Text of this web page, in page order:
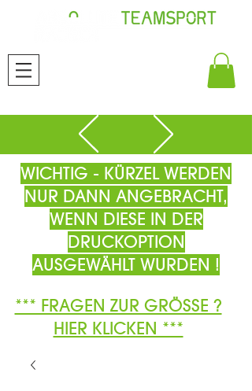
WICHTIG - KÜRZEL WERDEN
NUR DANN ANGEBRACHT,
WENN DIESE IN DER
DRUCKOPTION
AUSGEWÄHLT WURDEN !
*** FRAGEN ZUR GRÖSSE ?
HIER KLICKEN ***